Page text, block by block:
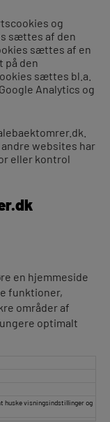
og
sættes af den
sættes af en
på den
sættes bl.a.
Analytics og
websites har
eller kontrol
en hjemmeside
funktioner,
områder af
optimalt
huske visningsindstillinger og